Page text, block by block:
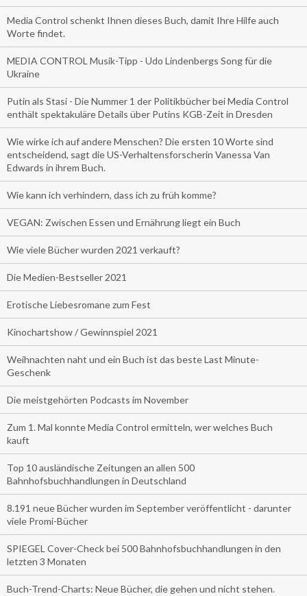
Media Control schenkt Ihnen dieses Buch, damit Ihre Hilfe auch
Worte findet.
MEDIA CONTROL Musik-Tipp - Udo Lindenbergs Song für die
Ukraine
Putin als Stasi - Die Nummer 1 der Politikbücher bei Media Control
enthält spektakuläre Details über Putins KGB-Zeit in Dresden
Wie wirke ich auf andere Menschen? Die ersten 10 Worte sind
entscheidend, sagt die US-Verhaltensforscherin Vanessa Van
Edwards in ihrem Buch.
Wie kann ich verhindern, dass ich zu früh komme?
VEGAN: Zwischen Essen und Ernährung liegt ein Buch
Wie viele Bücher wurden 2021 verkauft?
Die Medien-Bestseller 2021
Erotische Liebesromane zum Fest
Kinochartshow / Gewinnspiel 2021
Weihnachten naht und ein Buch ist das beste Last Minute-
Geschenk
Die meistgehörten Podcasts im November
Zum 1. Mal konnte Media Control ermitteln, wer welches Buch
kauft
Top 10 ausländische Zeitungen an allen 500
Bahnhofsbuchhandlungen in Deutschland
8.191 neue Bücher wurden im September veröffentlicht - darunter
viele Promi-Bücher
SPIEGEL Cover-Check bei 500 Bahnhofsbuchhandlungen in den
letzten 3 Monaten
Buch-Trend-Charts: Neue Bücher, die gehen und nicht stehen.